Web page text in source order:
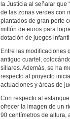
la Justicia al señalar
de las zonas verdes con
plantados de gran porte
millón de euros para
dotación de juegos
Entre las modificaciones
antiguo cuartel,
sillares. Además, se ha
respecto al proyecto
actuaciones y áreas de
Con respecto al
ofrecer la imagen de un
90 centímetros de altura,